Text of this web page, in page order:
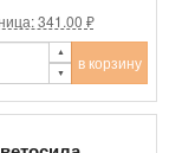
341.00 ₽
в корзину